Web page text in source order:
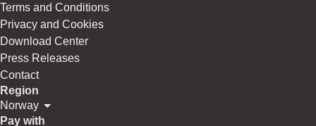
Terms and Conditions
Privacy and Cookies
Download Center
Press Releases
Contact
Region
Norway
Pay with